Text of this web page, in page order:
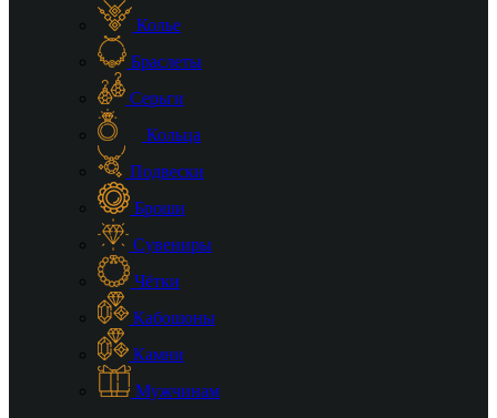
Колье
Браслеты
Серьги
Кольца
Подвески
Броши
Сувениры
Чётки
Кабошоны
Камни
Мужчинам